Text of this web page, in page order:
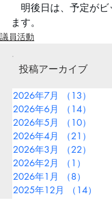
明後日は、予定がビ
ます。
議員活動
投稿アーカイブ
2026年7月 （13）
2026年6月
（14）
2026年5月
（10）
2026年4月
（21）
2026年3月
（22）
2026年2月
（1）
2026年1月
（8）
2025年12月
（14）